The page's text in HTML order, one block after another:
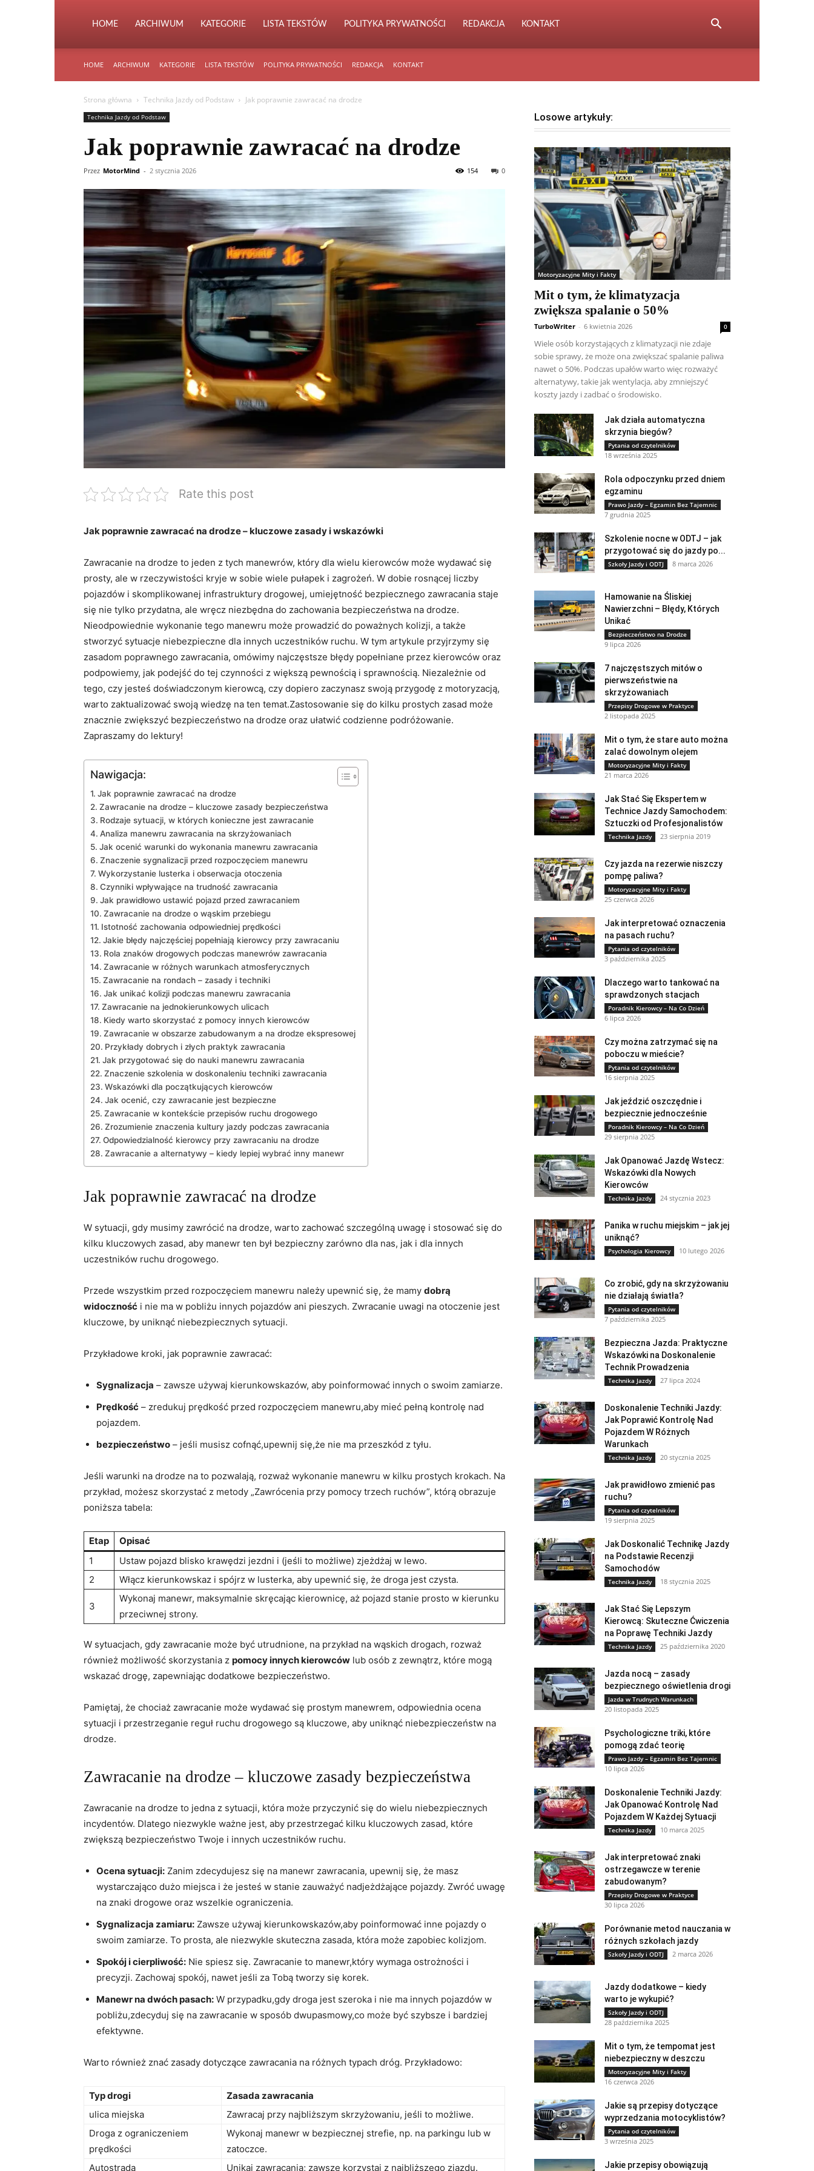
HOME ARCHIWUM KATEGORIE LISTA TEKSTÓW POLITYKA PRYWATNOŚCI REDAKCJA KONTAKT
HOME ARCHIWUM KATEGORIE LISTA TEKSTÓW POLITYKA PRYWATNOŚCI REDAKCJA KONTAKT
Strona główna Technika Jazdy od Podstaw Jak poprawnie zawracać na drodze
Technika Jazdy od Podstaw
Jak poprawnie zawracać na drodze
Przez MotorMind - 2 stycznia 2026 0
154
Rate this post
Jak poprawnie zawracać na drodze – kluczowe zasady i wskazówki
Zawracanie na drodze to jeden z tych manewrów, który dla wielu kierowców może wydawać się
prosty, ale w rzeczywistości kryje w sobie wiele pułapek i zagrożeń. W dobie rosnącej liczby
pojazdów i skomplikowanej infrastruktury drogowej, umiejętność bezpiecznego zawracania staje
się nie tylko przydatna, ale wręcz niezbędna do zachowania bezpieczeństwa na drodze.
Nieodpowiednie wykonanie tego manewru może prowadzić do poważnych kolizji, a także
stworzyć sytuacje niebezpieczne dla innych uczestników ruchu. W tym artykule przyjrzymy się
zasadom poprawnego zawracania, omówimy najczęstsze błędy popełniane przez kierowców oraz
podpowiemy, jak podejść do tej czynności z większą pewnością i sprawnością. Niezależnie od
tego, czy jesteś doświadczonym kierowcą, czy dopiero zaczynasz swoją przygodę z motoryzacją,
warto zaktualizować swoją wiedzę na ten temat.Zastosowanie się do kilku prostych zasad może
znacznie zwiększyć bezpieczeństwo na drodze oraz ułatwić codzienne podróżowanie.
Zapraszamy do lektury!
Nawigacja:
Jak poprawnie zawracać na drodze
Zawracanie na drodze – kluczowe zasady bezpieczeństwa
Rodzaje sytuacji, w których konieczne jest zawracanie
Analiza manewru zawracania na skrzyżowaniach
Jak ocenić warunki do wykonania manewru zawracania
Znaczenie sygnalizacji przed rozpoczęciem manewru
Wykorzystanie lusterka i obserwacja otoczenia
Czynniki wpływające na trudność zawracania
Jak prawidłowo ustawić pojazd przed zawracaniem
Zawracanie na drodze o wąskim przebiegu
Istotność zachowania odpowiedniej prędkości
Jakie błędy najczęściej popełniają kierowcy przy zawracaniu
Rola znaków drogowych podczas manewrów zawracania
Zawracanie w różnych warunkach atmosferycznych
Zawracanie na rondach – zasady i techniki
Jak unikać kolizji podczas manewru zawracania
Zawracanie na jednokierunkowych ulicach
Kiedy warto skorzystać z pomocy innych kierowców
Zawracanie w obszarze zabudowanym a na drodze ekspresowej
Przykłady dobrych i złych praktyk zawracania
Jak przygotować się do nauki manewru zawracania
Znaczenie szkolenia w doskonaleniu techniki zawracania
Wskazówki dla początkujących kierowców
Jak ocenić, czy zawracanie jest bezpieczne
Zawracanie w kontekście przepisów ruchu drogowego
Zrozumienie znaczenia kultury jazdy podczas zawracania
Odpowiedzialność kierowcy przy zawracaniu na drodze
Zawracanie a alternatywy – kiedy lepiej wybrać inny manewr
Jak poprawnie zawracać na drodze
W sytuacji, gdy musimy zawrócić na drodze, warto zachować szczególną uwagę i stosować się do
kilku kluczowych zasad, aby manewr ten był bezpieczny zarówno dla nas, jak i dla innych
uczestników ruchu drogowego.
Przede wszystkim przed rozpoczęciem manewru należy upewnić się, że mamy dobrą
widoczność i nie ma w pobliżu innych pojazdów ani pieszych. Zwracanie uwagi na otoczenie jest
kluczowe, by uniknąć niebezpiecznych sytuacji.
Przykładowe kroki, jak poprawnie zawracać:
Sygnalizacja – zawsze używaj kierunkowskazów, aby poinformować innych o swoim zamiarze.
Prędkość – zredukuj prędkość przed rozpoczęciem manewru,aby mieć pełną kontrolę nad
pojazdem.
bezpieczeństwo – jeśli musisz cofnąć,upewnij się,że nie ma przeszkód z tyłu.
Jeśli warunki na drodze na to pozwalają, rozważ wykonanie manewru w kilku prostych krokach. Na
przykład, możesz skorzystać z metody „Zawrócenia przy pomocy trzech ruchów”, którą obrazuje
poniższa tabela:
Etap
Opisać
1
Ustaw pojazd blisko krawędzi jezdni i (jeśli to możliwe) zjeżdżaj w lewo.
2
Włącz kierunkowskaz i spójrz w lusterka, aby upewnić się, że droga jest czysta.
3
Wykonaj manewr, maksymalnie skręcając kierownicę, aż pojazd stanie prosto w kierunku
przeciwnej strony.
W sytuacjach, gdy zawracanie może być utrudnione, na przykład na wąskich drogach, rozważ
również możliwość skorzystania z pomocy innych kierowców lub osób z zewnątrz, które mogą
wskazać drogę, zapewniając dodatkowe bezpieczeństwo.
Pamiętaj, że chociaż zawracanie może wydawać się prostym manewrem, odpowiednia ocena
sytuacji i przestrzeganie reguł ruchu drogowego są kluczowe, aby uniknąć niebezpieczeństw na
drodze.
Zawracanie na drodze – kluczowe zasady bezpieczeństwa
Zawracanie na drodze to jedna z sytuacji, która może przyczynić się do wielu niebezpiecznych
incydentów. Dlatego niezwykle ważne jest, aby przestrzegać kilku kluczowych zasad, które
zwiększą bezpieczeństwo Twoje i innych uczestników ruchu.
Ocena sytuacji: Zanim zdecydujesz się na manewr zawracania, upewnij się, że masz
wystarczająco dużo miejsca i że jesteś w stanie zauważyć nadjeżdżające pojazdy. Zwróć uwagę
na znaki drogowe oraz wszelkie ograniczenia.
Sygnalizacja zamiaru: Zawsze używaj kierunkowskazów,aby poinformować inne pojazdy o
swoim zamiarze. To prosta, ale niezwykle skuteczna zasada, która może zapobiec kolizjom.
Spokój i cierpliwość: Nie spiesz się. Zawracanie to manewr,który wymaga ostrożności i
precyzji. Zachowaj spokój, nawet jeśli za Tobą tworzy się korek.
Manewr na dwóch pasach: W przypadku,gdy droga jest szeroka i nie ma innych pojazdów w
pobliżu,zdecyduj się na zawracanie w sposób dwupasmowy,co może być szybsze i bardziej
efektywne.
Warto również znać zasady dotyczące zawracania na różnych typach dróg. Przykładowo:
Typ drogi
Zasada zawracania
ulica miejska
Zawracaj przy najbliższym skrzyżowaniu, jeśli to możliwe.
Droga z ograniczeniem
prędkości
Wykonaj manewr w bezpiecznej strefie, np. na parkingu lub w
zatoczce.
Autostrada
Unikaj zawracania; zawsze korzystaj z najbliższego zjazdu.
Losowe artykuły:
Motoryzacyjne Mity i Fakty
Mit o tym, że klimatyzacja
zwiększa spalanie o 50%
TurboWriter - 6 kwietnia 2026 0
Wiele osób korzystających z klimatyzacji nie zdaje
sobie sprawy, że może ona zwiększać spalanie paliwa
nawet o 50%. Podczas upałów warto więc rozważyć
alternatywy, takie jak wentylacja, aby zmniejszyć
koszty jazdy i zadbać o środowisko.
Jak działa automatyczna
skrzynia biegów?
Pytania od czytelników
18 września 2025
Rola odpoczynku przed dniem
egzaminu
Prawo Jazdy – Egzamin Bez Tajemnic
7 grudnia 2025
Szkolenie nocne w ODTJ – jak
przygotować się do jazdy po...
Szkoły Jazdy i ODTJ 8 marca 2026
Hamowanie na Śliskiej
Nawierzchni – Błędy, Których
Unikać
Bezpieczeństwo na Drodze
9 lipca 2026
7 najczęstszych mitów o
pierwszeństwie na
skrzyżowaniach
Przepisy Drogowe w Praktyce
2 listopada 2025
Mit o tym, że stare auto można
zalać dowolnym olejem
Motoryzacyjne Mity i Fakty
21 marca 2026
Jak Stać Się Ekspertem w
Technice Jazdy Samochodem:
Sztuczki od Profesjonalistów
Technika Jazdy 23 sierpnia 2019
Czy jazda na rezerwie niszczy
pompę paliwa?
Motoryzacyjne Mity i Fakty
25 czerwca 2026
Jak interpretować oznaczenia
na pasach ruchu?
Pytania od czytelników
3 października 2025
Dlaczego warto tankować na
sprawdzonych stacjach
Poradnik Kierowcy – Na Co Dzień
6 lipca 2026
Czy można zatrzymać się na
poboczu w mieście?
Pytania od czytelników
16 sierpnia 2025
Jak jeździć oszczędnie i
bezpiecznie jednocześnie
Poradnik Kierowcy – Na Co Dzień
29 sierpnia 2025
Jak Opanować Jazdę Wstecz:
Wskazówki dla Nowych
Kierowców
Technika Jazdy 24 stycznia 2023
Panika w ruchu miejskim – jak jej
uniknąć?
Psychologia Kierowcy 10 lutego 2026
Co zrobić, gdy na skrzyżowaniu
nie działają światła?
Pytania od czytelników
7 października 2025
Bezpieczna Jazda: Praktyczne
Wskazówki na Doskonalenie
Technik Prowadzenia
Technika Jazdy 27 lipca 2024
Doskonalenie Techniki Jazdy:
Jak Poprawić Kontrolę Nad
Pojazdem W Różnych
Warunkach
Technika Jazdy 20 stycznia 2025
Jak prawidłowo zmienić pas
ruchu?
Pytania od czytelników
19 sierpnia 2025
Jak Doskonalić Technikę Jazdy
na Podstawie Recenzji
Samochodów
Technika Jazdy 18 stycznia 2025
Jak Stać Się Lepszym
Kierowcą: Skuteczne Ćwiczenia
na Poprawę Techniki Jazdy
Technika Jazdy 25 października 2020
Jazda nocą – zasady
bezpiecznego oświetlenia drogi
Jazda w Trudnych Warunkach
20 listopada 2025
Psychologiczne triki, które
pomogą zdać teorię
Prawo Jazdy – Egzamin Bez Tajemnic
10 lipca 2026
Doskonalenie Techniki Jazdy:
Jak Opanować Kontrolę Nad
Pojazdem W Każdej Sytuacji
Technika Jazdy 10 marca 2025
Jak interpretować znaki
ostrzegawcze w terenie
zabudowanym?
Przepisy Drogowe w Praktyce
30 lipca 2026
Porównanie metod nauczania w
różnych szkołach jazdy
Szkoły Jazdy i ODTJ 2 marca 2026
Jazdy dodatkowe – kiedy
warto je wykupić?
Szkoły Jazdy i ODTJ
28 października 2025
Mit o tym, że tempomat jest
niebezpieczny w deszczu
Motoryzacyjne Mity i Fakty
16 czerwca 2026
Jakie są przepisy dotyczące
wyprzedzania motocyklistów?
Pytania od czytelników
3 września 2025
Jakie przepisy obowiązują